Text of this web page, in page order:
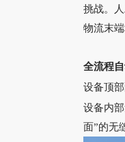
挑战。
物流末
全流程自
设备顶
设备内
面”的无